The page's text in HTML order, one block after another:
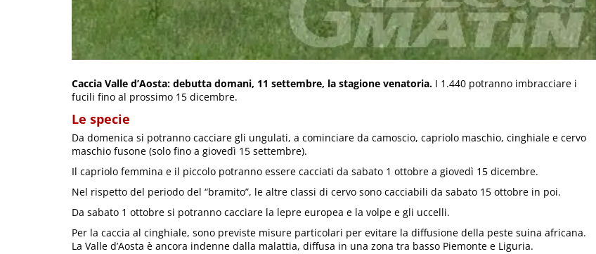
Caccia Valle d’Aosta: debutta domani, 11 settembre, la stagione venatoria. I 1.440 potranno imbracciare i
fucili fino al prossimo 15 dicembre.
Le specie
Da domenica si potranno cacciare gli ungulati, a cominciare da camoscio, capriolo maschio, cinghiale e cervo
maschio fusone (solo fino a giovedì 15 settembre).
Il capriolo femmina e il piccolo potranno essere cacciati da sabato 1 ottobre a giovedì 15 dicembre.
Nel rispetto del periodo del “bramito”, le altre classi di cervo sono cacciabili da sabato 15 ottobre in poi.
Da sabato 1 ottobre si potranno cacciare la lepre europea e la volpe e gli uccelli.
Per la caccia al cinghiale, sono previste misure particolari per evitare la diffusione della peste suina africana.
La Valle d’Aosta è ancora indenne dalla malattia, diffusa in una zona tra basso Piemonte e Liguria.